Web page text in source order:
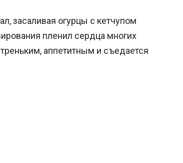
засаливая огурцы с кетчупом
пленил сердца многих
аппетитным и съедается